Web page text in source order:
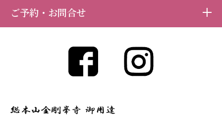
ご予約・お問合せ